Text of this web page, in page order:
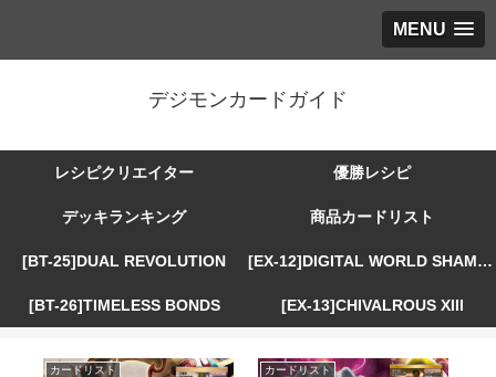
MENU
デジモンカードガイド
レシピクリエイター 優勝レシピ
デッキランキング 商品カードリスト
[BT-25]DUAL REVOLUTION [EX-12]DIGITAL WORLD SHAMBALA
[BT-26]TIMELESS BONDS [EX-13]CHIVALROUS XIII
カードリスト カードリスト